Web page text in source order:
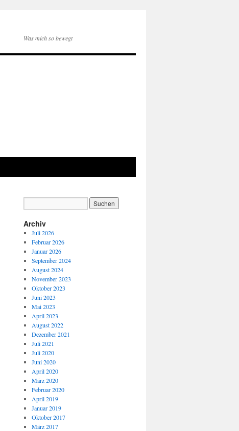
Was mich so bewegt
Archiv
Juli 2026
Februar 2026
Januar 2026
September 2024
August 2024
November 2023
Oktober 2023
Juni 2023
Mai 2023
April 2023
August 2022
Dezember 2021
Juli 2021
Juli 2020
Juni 2020
April 2020
März 2020
Februar 2020
April 2019
Januar 2019
Oktober 2017
März 2017